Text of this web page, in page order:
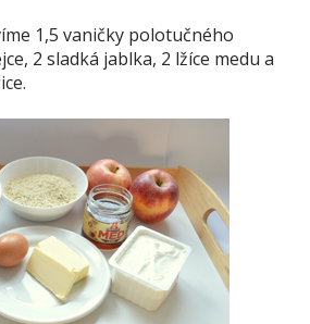
1,5 vaničky polotučného
2 sladká jablka, 2 lžíce medu a